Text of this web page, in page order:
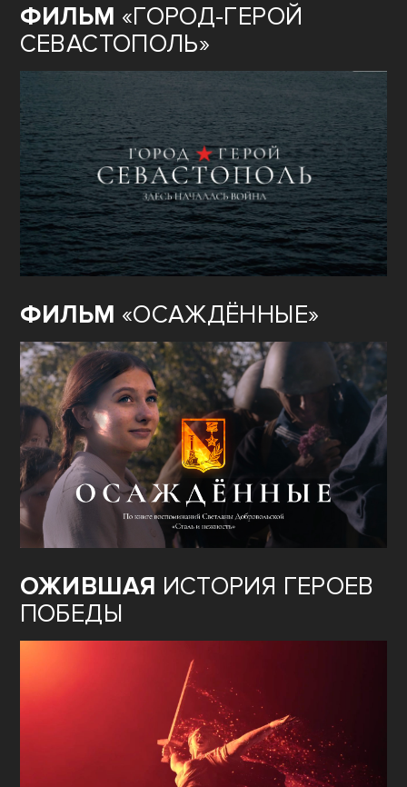
ФИЛЬМ «ГОРОД-ГЕРОЙ
СЕВАСТОПОЛЬ»
ФИЛЬМ «ОСАЖДЁННЫЕ»
ОЖИВШАЯ ИСТОРИЯ ГЕРОЕВ
ПОБЕДЫ